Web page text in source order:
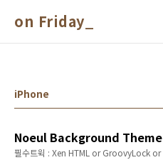
on Friday_
iPhone
Noeul Background Theme
필수트윅 : Xen HTML or GroovyLock or